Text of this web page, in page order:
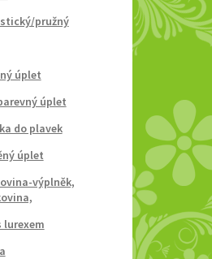
pružný
úplet
úplet
do plavek
úplet
výplněk,
lurexem